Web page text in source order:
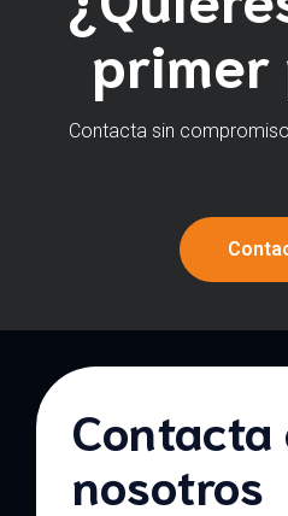
primer
Contacta sin
Contacta
nosotros